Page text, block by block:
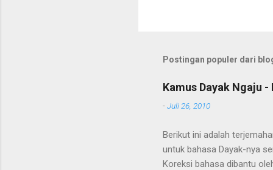
Postingan populer dari
Kamus Dayak Ngaju -
-Juli 26, 2010
Berikut ini adalah
untuk bahasa Dayak-nya
Koreksi bahasa dibantu